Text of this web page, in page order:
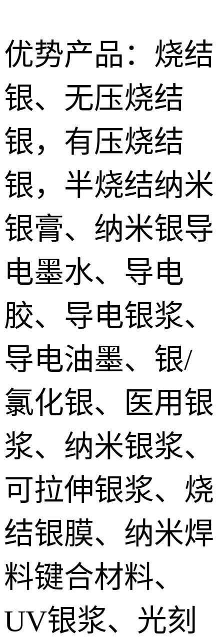
优势产品：烧结
银、无压烧结
银，有压烧结
银，半烧结纳米
银膏、纳米银导
电墨水、导电
胶、导电银浆、
导电油墨、银/
氯化银、医用银
浆、纳米银浆、
可拉伸银浆、烧
结银膜、纳米焊
料键合材料、
UV银浆、光刻
Nano
silver paste
Silver
conductive
adhesive
低温导电银
浆 Low
temperature
conductive
特种胶粘剂
Special
adhesive
有压烧结纳米银膏Pressurize sintered nano silver paste
纳米银浆 Nano silver paste
氮化铝/金刚石烧结银 AlN/Diamond sintered silver Paste
DTS预烧结银焊片 Die Top System sintered paste